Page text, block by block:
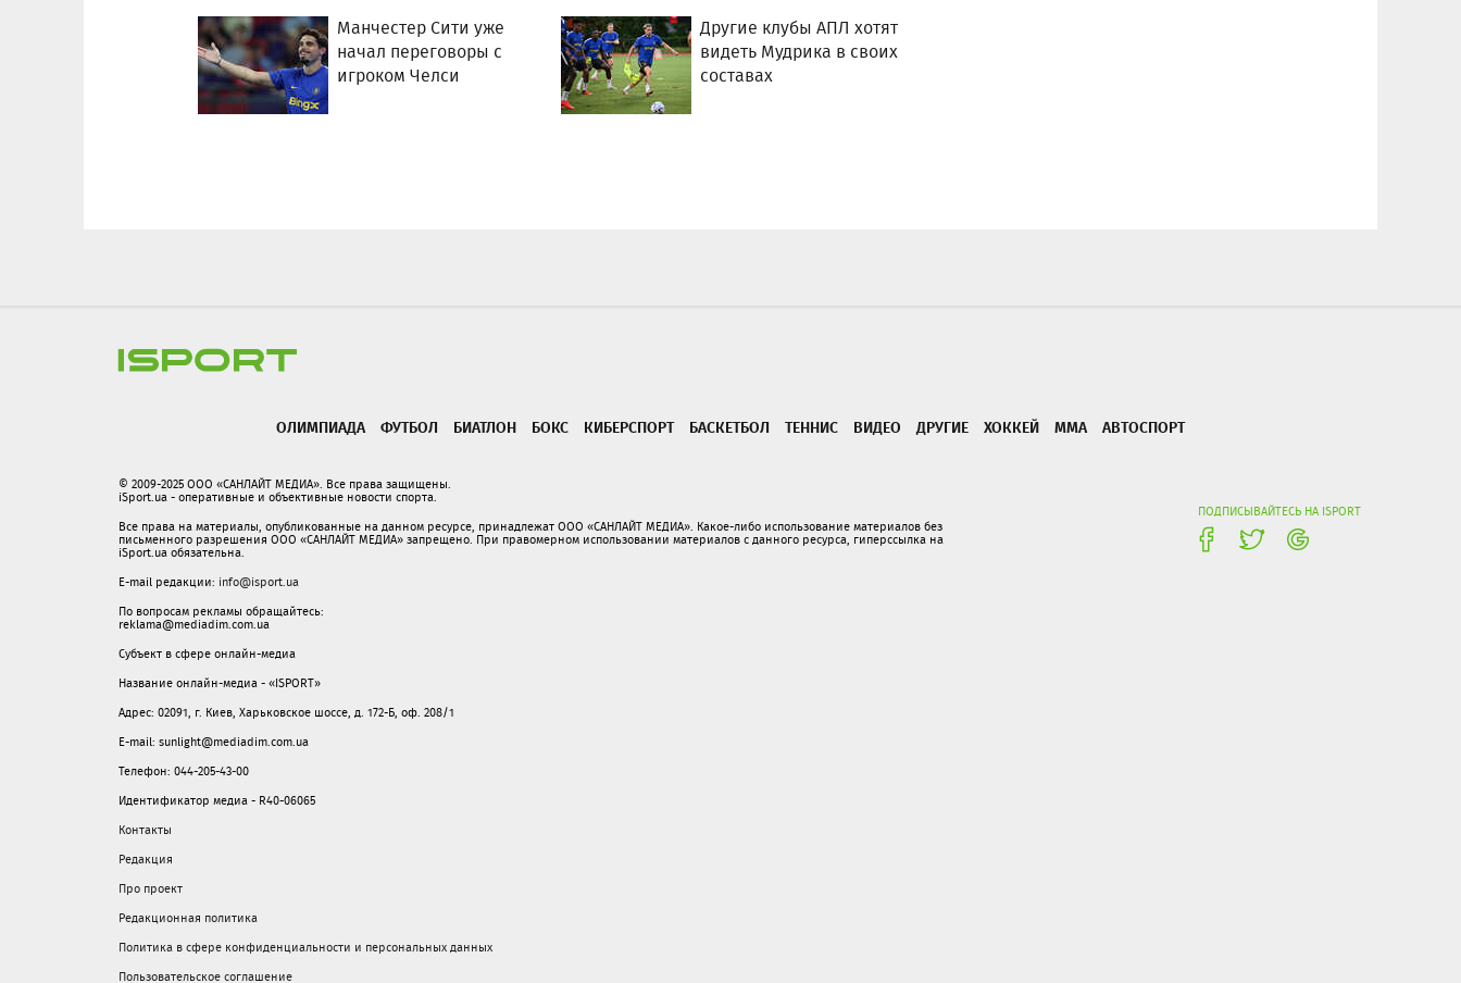
Манчестер Сити уже
начал переговоры с
игроком Челси
Другие клубы АПЛ хотят
видеть Мудрика в своих
составах
ОЛИМПИАДА ФУТБОЛ БИАТЛОН БОКС КИБЕРСПОРТ БАСКЕТБОЛ ТЕННИС ВИДЕО ДРУГИЕ ХОККЕЙ ММА АВТОСПОРТ
ПОДПИСЫВАЙТЕСЬ НА ISPORT
© 2009-2025 ООО «САНЛАЙТ МЕДИА». Все права защищены.
iSport.ua - оперативные и объективные новости спорта.
Все права на материалы, опубликованные на данном ресурсе, принадлежат ООО «САНЛАЙТ МЕДИА». Какое-либо использование материалов без
письменного разрешения ООО «САНЛАЙТ МЕДИА» запрещено. При правомерном использовании материалов с данного ресурса, гиперссылка на
iSport.ua обязательна.
E-mail редакции: info@isport.ua
По вопросам рекламы обращайтесь:
reklama@mediadim.com.ua
Субъект в сфере онлайн-медиа
Название онлайн-медиа - «ISPORT»
Адрес: 02091, г. Киев, Харьковское шоссе, д. 172-Б, оф. 208/1
E-mail: sunlight@mediadim.com.ua
Телефон: 044-205-43-00
Идентификатор медиа - R40-06065
Контакты
Редакция
Про проект
Редакционная политика
Политика в сфере конфиденциальности и персональных данных
Пользовательское соглашение